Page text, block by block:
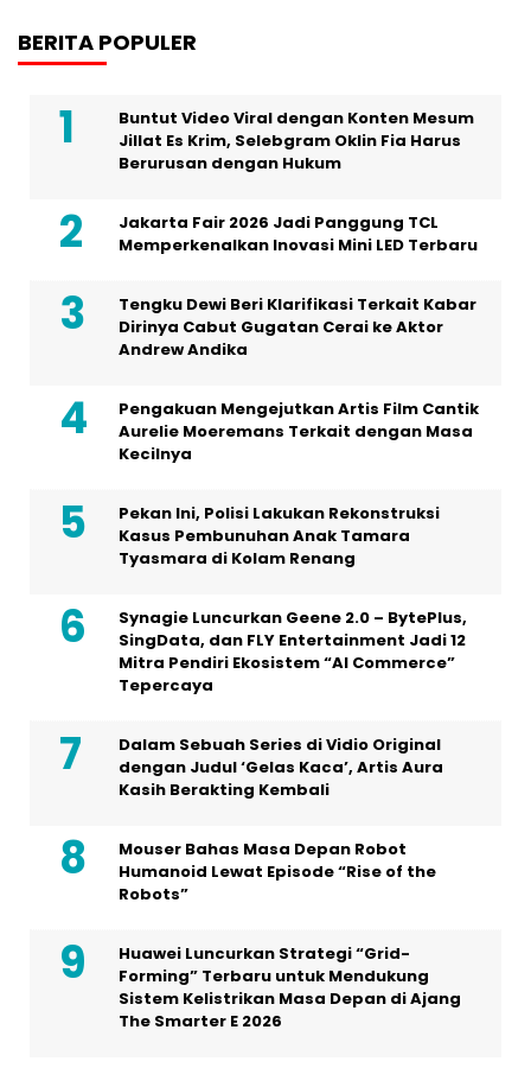
BERITA POPULER
Buntut Video Viral dengan Konten Mesum
Jillat Es Krim, Selebgram Oklin Fia Harus
Berurusan dengan Hukum
Jakarta Fair 2026 Jadi Panggung TCL
Memperkenalkan Inovasi Mini LED Terbaru
Tengku Dewi Beri Klarifikasi Terkait Kabar
Dirinya Cabut Gugatan Cerai ke Aktor
Andrew Andika
Pengakuan Mengejutkan Artis Film Cantik
Aurelie Moeremans Terkait dengan Masa
Kecilnya
Pekan Ini, Polisi Lakukan Rekonstruksi
Kasus Pembunuhan Anak Tamara
Tyasmara di Kolam Renang
Synagie Luncurkan Geene 2.0 – BytePlus,
SingData, dan FLY Entertainment Jadi 12
Mitra Pendiri Ekosistem “AI Commerce”
Tepercaya
Dalam Sebuah Series di Vidio Original
dengan Judul ‘Gelas Kaca’, Artis Aura
Kasih Berakting Kembali
Mouser Bahas Masa Depan Robot
Humanoid Lewat Episode “Rise of the
Robots”
Huawei Luncurkan Strategi “Grid-
Forming” Terbaru untuk Mendukung
Sistem Kelistrikan Masa Depan di Ajang
The Smarter E 2026